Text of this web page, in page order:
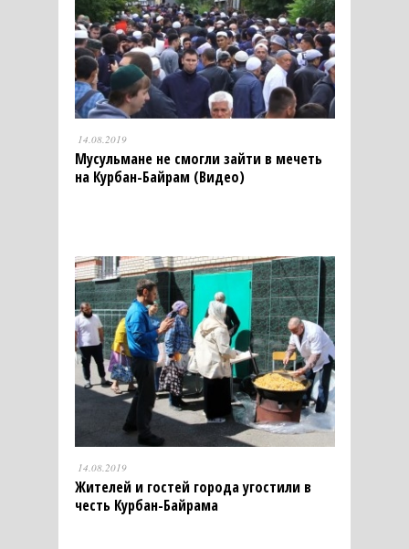
14.08.2019
Мусульмане не смогли зайти в мечеть
на Курбан-Байрам (Видео)
14.08.2019
Жителей и гостей города угостили в
честь Курбан-Байрама